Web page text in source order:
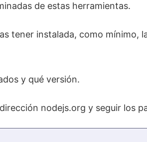
de estas herramientas.
tener instalada, como mínimo,
y qué versión.
nodejs.org y seguir los